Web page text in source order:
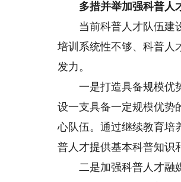
多措并举加强科普人
当前科普人才队伍建设
培训系统性不够、科普人
发力。
一是打造具备规模优势
设一支具备一定规模优势
心队伍。通过继续教育培
普人才提供基本科普知识
二是加强科普人才融媒